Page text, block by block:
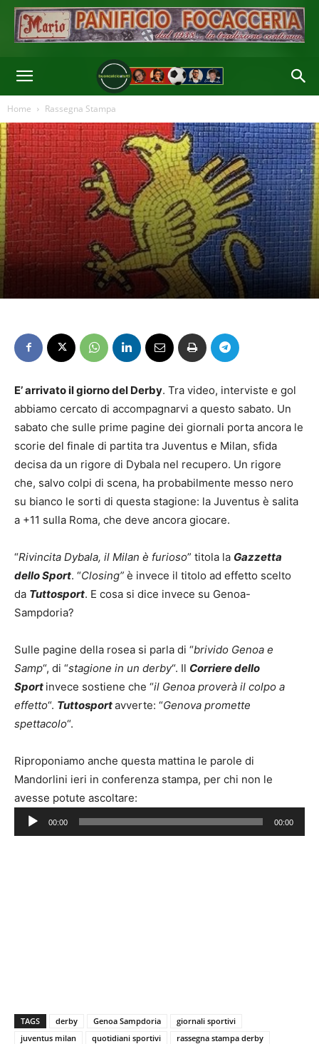
Home Rassegna Stampa
E’ arrivato il giorno del Derby. Tra video, interviste e gol
abbiamo cercato di accompagnarvi a questo sabato. Un
sabato che sulle prime pagine dei giornali porta ancora le
scorie del finale di partita tra Juventus e Milan, sfida
decisa da un rigore di Dybala nel recupero. Un rigore
che, salvo colpi di scena, ha probabilmente messo nero
su bianco le sorti di questa stagione: la Juventus è salita
a +11 sulla Roma, che deve ancora giocare.
“Rivincita Dybala, il Milan è furioso” titola la Gazzetta
dello Sport. “Closing” è invece il titolo ad effetto scelto
da Tuttosport. E cosa si dice invece su Genoa-
Sampdoria?
Sulle pagine della rosea si parla di “brivido Genoa e
Samp“, di “stagione in un derby“. Il Corriere dello
Sport invece sostiene che “il Genoa proverà il colpo a
effetto“. Tuttosportavverte: “Genova promette
spettacolo“.
Riproponiamo anche questa mattina le parole di
Mandorlini ieri in conferenza stampa, per chi non le
avesse potute ascoltare:
Player
00:00 00:00
TAGS derby Genoa Sampdoria
giornali sportivi
juventus milan
quotidiani sportivi
rassegna stampa derby